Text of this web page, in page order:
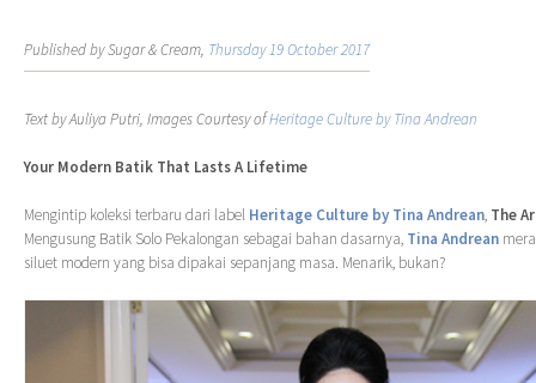
Published by Sugar & Cream, Thursday 19 October 2017
Text by Auliya Putri, Images Courtesy ofHeritage Culture by Tina Andrean
Your Modern Batik That Lasts A Lifetime
Mengintip koleksi terbaru dari label Heritage Culture by Tina Andrean, The
Mengusung Batik Solo Pekalongan sebagai bahan dasarnya, Tina Andrean
siluet modern yang bisa dipakai sepanjang masa. Menarik, bukan?